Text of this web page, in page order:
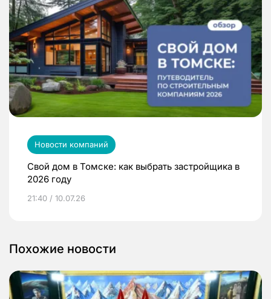
Новости компаний
Свой дом в Томске: как выбрать застройщика в
2026 году
21:40 / 10.07.26
Похожие новости